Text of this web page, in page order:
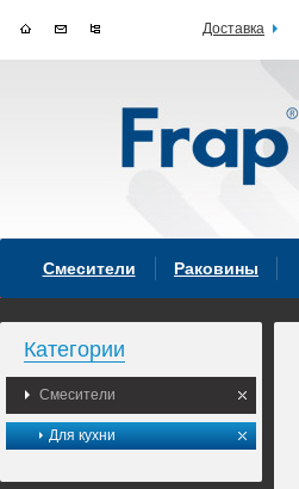
Смесители Раковины
Категории
Смесители
Для кухни
Доставка